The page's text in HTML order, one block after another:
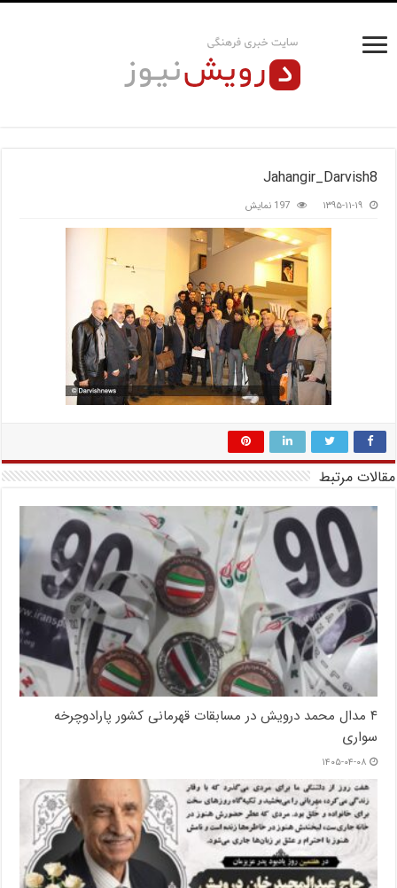
Jahangir_Darvish8
۱۳۹۵-۱۱-۱۹ 197 نمایش
مقالات مرتبط
۴ مدال محمد درویش در مسابقات قهرمانی کشور پارادوچرخه
سواری
۱۴۰۵-۰۴-۰۸